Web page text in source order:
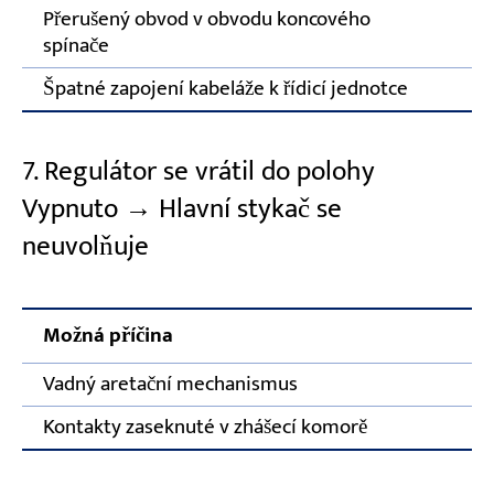
Přerušený obvod v obvodu koncového
spínače
Špatné zapojení kabeláže k řídicí jednotce
7. Regulátor se vrátil do polohy
Vypnuto → Hlavní stykač se
neuvolňuje
Možná příčina
Vadný aretační mechanismus
Kontakty zaseknuté v zhášecí komorě